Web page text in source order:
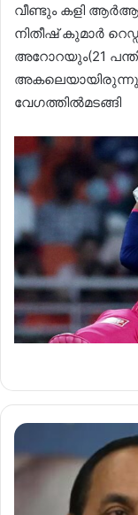
വീണ്ടും കളി
നിതീഷ് കുമാർ
അറോറയും(21
അകലെയായിരുന്നു.
വേഗത്തിൽമടങ്ങി